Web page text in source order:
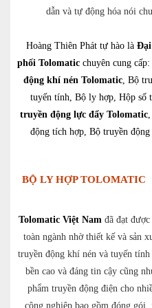
dẫn và tự động hóa nói
Hoàng Thiên Phát tự hào là Đại
phối Tolomatic chuyên cung cấp:
động khí nén Tolomatic, Bộ
tuyến tính, Bộ ly hợp, Hộp số
truyền động lực đẩy Tolomatic,
động tích hợp, Bộ truyền
BỘ LY HỢP TOLOMATIC
Tolomatic Việt Namđã đạt được
toàn ngành nhờ thiết kế và sản
truyền động khí nén và tuyến
bền cao và đáng tin cậy cũng
phẩm truyền động điện cho
công nghiệp bao gồm đóng gói,